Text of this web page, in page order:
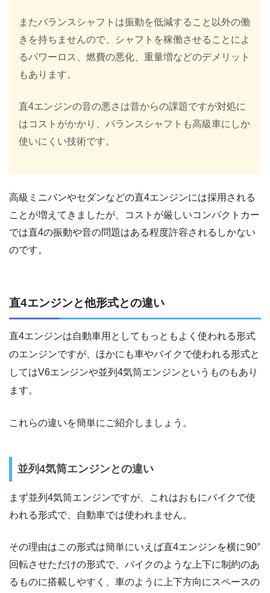
またバランスシャフトは振動を低減すること以外の働
きを持ちませんので、シャフトを稼働させることによ
るパワーロス、燃費の悪化、重量増などのデメリット
もあります。
直4エンジンの音の悪さは昔からの課題ですが対処に
はコストがかかり、バランスシャフトも高級車にしか
使いにくい技術です。
高級ミニバンやセダンなどの直4エンジンには採用される
ことが増えてきましたが、コストが厳しいコンパクトカー
では直4の振動や音の問題はある程度許容されるしかない
のです。
直4エンジンと他形式との違い
直4エンジンは自動車用としてもっともよく使われる形式
のエンジンですが、ほかにも車やバイクで使われる形式と
してはV6エンジンや並列4気筒エンジンというものもあり
ます。
これらの違いを簡単にご紹介しましょう。
並列4気筒エンジンとの違い
まず並列4気筒エンジンですが、これはおもにバイクで使
われる形式で、自動車では使われません。
その理由はこの形式は簡単にいえば直4エンジンを横に90°
回転させただけの形式で、バイクのような上下に制約のあ
るものに搭載しやすく、車のように上下方向にスペースの